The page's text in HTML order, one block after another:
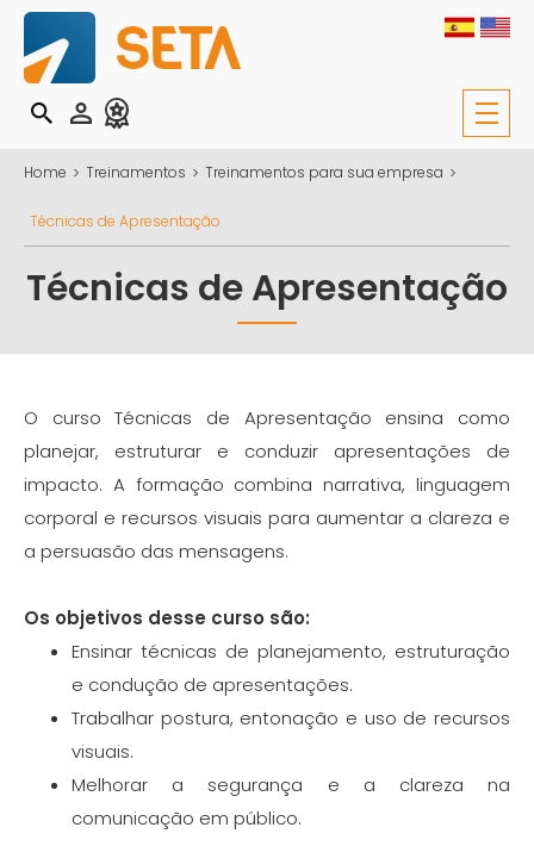
Home Treinamentos Treinamentos para sua empresa
Técnicas de Apresentação
Técnicas de Apresentação
O curso Técnicas de Apresentação ensina como
planejar, estruturar e conduzir apresentações de
impacto. A formação combina narrativa, linguagem
corporal e recursos visuais para aumentar a clareza e
a persuasão das mensagens.
Os objetivos desse curso são:
Ensinar técnicas de planejamento, estruturação
e condução de apresentações.
Trabalhar postura, entonação e uso de recursos
visuais.
Melhorar a segurança e a clareza na
comunicação em público.